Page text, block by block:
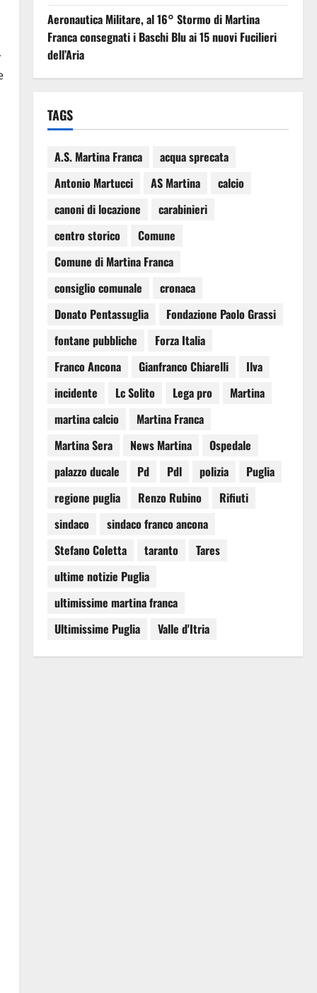
Aeronautica Militare, al 16° Stormo di Martina
Franca consegnati i Baschi Blu ai 15 nuovi Fucilieri
dell’Aria
TAGS
A.S. Martina Franca
acqua sprecata
Antonio Martucci
AS Martina
calcio
canoni di locazione
carabinieri
centro storico
Comune
Comune di Martina Franca
consiglio comunale
cronaca
Donato Pentassuglia
Fondazione Paolo Grassi
fontane pubbliche
Forza Italia
Franco Ancona
Gianfranco Chiarelli
Ilva
incidente
Lc Solito Lega pro
Martina
martina calcio
Martina Franca
Martina Sera
News Martina
Ospedale
palazzo ducale
Pd Pdl polizia
Puglia
regione puglia
Renzo Rubino
Rifiuti
sindaco
sindaco franco ancona
Stefano Coletta
taranto
Tares
ultime notizie Puglia
ultimissime martina franca
Ultimissime Puglia
Valle d'Itria